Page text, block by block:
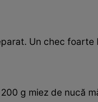
Un chec foarte
g miez de nucă